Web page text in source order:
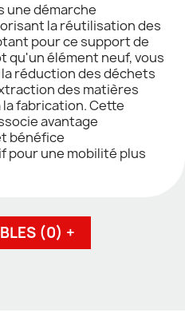
une démarche
la réutilisation des
pour ce support de
qu'un élément neuf, vous
réduction des déchets
des matières
fabrication. Cette
avantage
bénéfice
pour une mobilité plus
(0) +